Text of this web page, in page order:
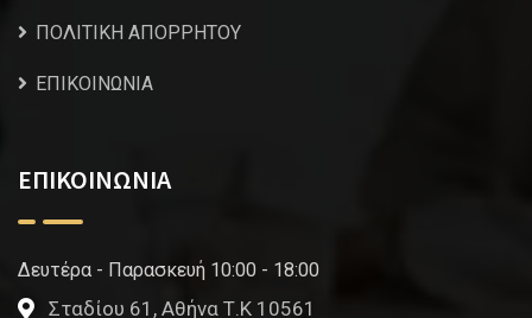
ΠΟΛΙΤΙΚΗ ΑΠΟΡΡΗΤΟΥ
ΕΠΙΚΟΙΝΩΝΙΑ
ΕΠΙΚΟΙΝΩΝΙΑ
Δευτέρα - Παρασκευή 10:00 - 18:00
Σταδίου 61, Αθήνα Τ.Κ 10561